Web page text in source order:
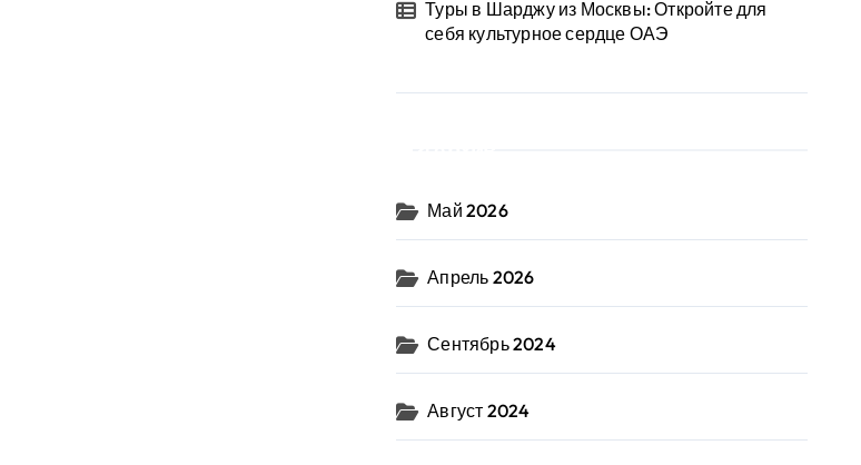
Туры в Шарджу из Москвы: Откройте для
себя культурное сердце ОАЭ
Май 2026
Апрель 2026
Сентябрь 2024
Август 2024